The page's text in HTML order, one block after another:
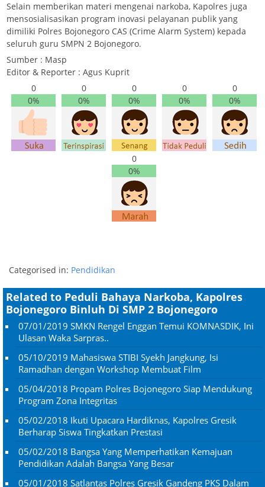
Selain memberikan materi mengenai narkoba, Kapolres juga
mensosialisasikan program inovasi pelayanan publik yang
dimiliki Polres Bojonegoro CAS (Crime Alarm System) kepada
seluruh guru SMPN 2 Bojonegoro.
Sumber : Masp
Editor & Reporter : Agus Kuprit
0
0%
0
0%
0
0%
0
0%
0
0%
0
0%
Categorised in: Pendidikan
Related to Peduli Bahaya Narkoba, Kapolres
Bojonegoro Binluh Di SMP 2 Bojonegoro
07/01/2019 SMKN Rengel Enggan Temui KOMNASDIK, Ini
Ulasan Waka Sarpras..
05/10/2019 Mahasiswa STIBI Syekh Jangkung, Isi
Ramadhan dengan Workshop Membuat Film
05/04/2018 Propam Polres Bojonegoro Siap Mendukung
Program Zona Integritas
05/02/2018 Ikuti Upacara Hardiknas, Kapolres Gresik
Berharap Siswa Tingkatkan Prestasi
05/02/2018 Bangsa Yang Memperhatikan Kemajuan
Pendidikan Adalah Bangsa Yang Besar
05/01/2018 Satlantas Polres Gresik Gandeng PKS Dalam